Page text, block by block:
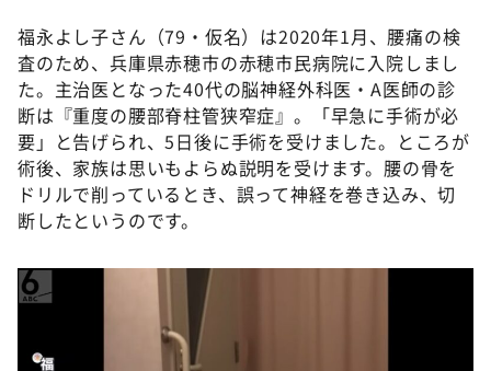
ザキ山小屋本館
ぺこぱのまるスポ
アナ回覧板
福永よし子さん（79・仮名）は2020年1月、腰痛の検
査のため、兵庫県赤穂市の赤穂市民病院に入院しまし
た。主治医となった40代の脳神経外科医・A医師の診
断は『重度の腰部脊柱管狭窄症』。「早急に手術が必
要」と告げられ、5日後に手術を受けました。ところが
術後、家族は思いもよらぬ説明を受けます。腰の骨を
ドリルで削っているとき、誤って神経を巻き込み、切
断したというのです。